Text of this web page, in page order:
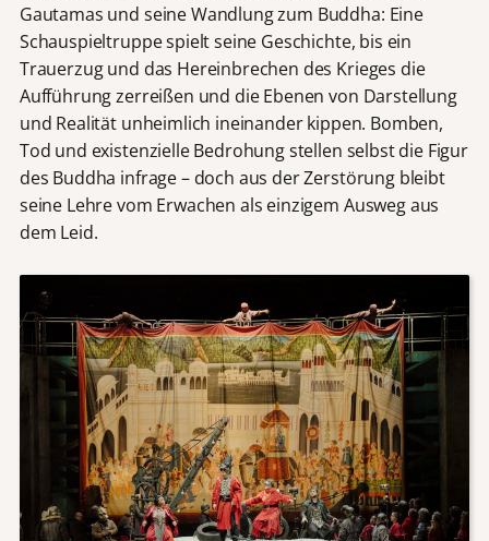
Gautamas und seine Wandlung zum Buddha: Eine
Schauspieltruppe spielt seine Geschichte, bis ein
Trauerzug und das Hereinbrechen des Krieges die
Aufführung zerreißen und die Ebenen von Darstellung
und Realität unheimlich ineinander kippen. Bomben,
Tod und existenzielle Bedrohung stellen selbst die Figur
des Buddha infrage – doch aus der Zerstörung bleibt
seine Lehre vom Erwachen als einzigem Ausweg aus
dem Leid.